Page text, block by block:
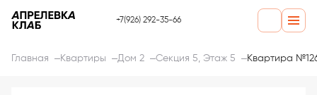
+7(926) 292-35-66
Главная Квартиры Дом 2 Секция 5, Этаж 5 Квартира